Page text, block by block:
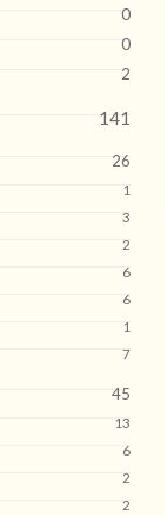
0
0
2
141
26
1
3
2
6
6
1
7
45
13
6
2
2